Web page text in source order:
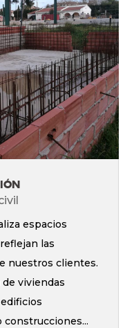
espacios
las
nuestros clientes.
viviendas
construcciones...